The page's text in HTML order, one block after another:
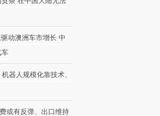
动澳洲车市增长 中
车
器人规模化靠技术、
或有反弹、出口维持